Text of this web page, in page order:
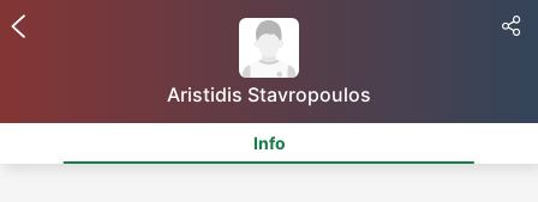
Aristidis Stavropoulos
Info